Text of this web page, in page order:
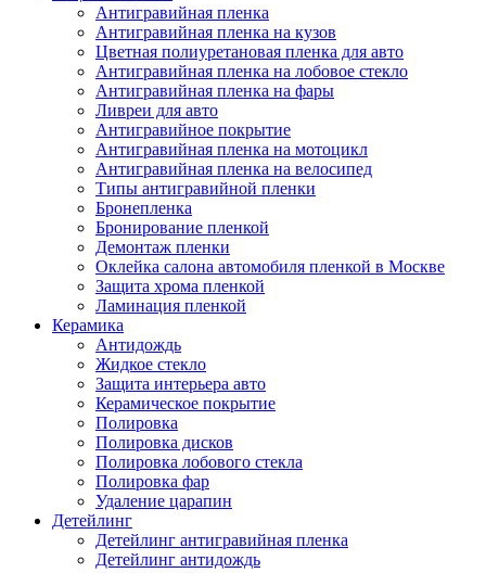
Антигравийная пленка
Антигравийная пленка на кузов
Цветная полиуретановая пленка для авто
Антигравийная пленка на лобовое стекло
Антигравийная пленка на фары
Ливреи для авто
Антигравийное покрытие
Антигравийная пленка на мотоцикл
Антигравийная пленка на велосипед
Типы антигравийной пленки
Бронепленка
Бронирование пленкой
Демонтаж пленки
Оклейка салона автомобиля пленкой в Москве
Защита хрома пленкой
Ламинация пленкой
Керамика
Антидождь
Жидкое стекло
Защита интерьера авто
Керамическое покрытие
Полировка
Полировка дисков
Полировка лобового стекла
Полировка фар
Удаление царапин
Детейлинг
Детейлинг антигравийная пленка
Детейлинг антидождь